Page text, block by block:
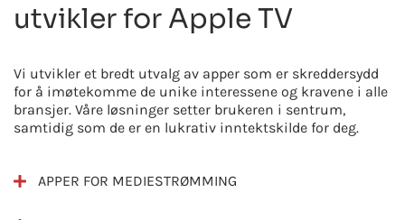
utvikler for Apple TV
Vi utvikler et bredt utvalg av apper som er skreddersydd
for å imøtekomme de unike interessene og kravene i alle
bransjer. Våre løsninger setter brukeren i sentrum,
samtidig som de er en lukrativ inntektskilde for deg.
APPER FOR MEDIESTRØMMING